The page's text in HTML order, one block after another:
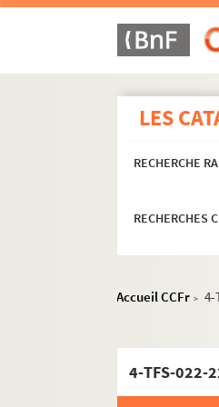
LES
RECHERCHE
RECHERCHES
Accueil CCFr > 4-
4-TFS-022-
Oeuvre
Oeuvre
8-
8-